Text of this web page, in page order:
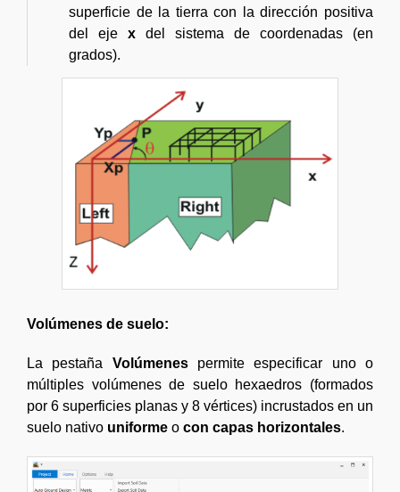
superficie de la tierra con la dirección positiva
del eje x del sistema de coordenadas (en
grados).
Volúmenes de suelo:
La pestaña Volúmenespermite especificar uno o
múltiples volúmenes de suelo hexaedros (formados
por 6 superficies planas y 8 vértices) incrustados en un
suelo nativo uniforme o con capas horizontales.